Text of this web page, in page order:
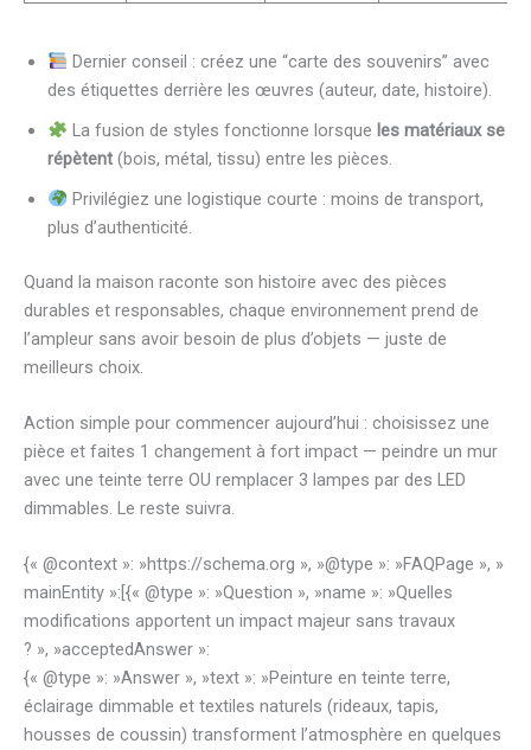
Dernier conseil : créez une “carte des souvenirs” avec
des étiquettes derrière les œuvres (auteur, date, histoire).
La fusion de styles fonctionne lorsque les matériaux se
répètent (bois, métal, tissu) entre les pièces.
Privilégiez une logistique courte : moins de transport,
plus d’authenticité.
Quand la maison raconte son histoire avec des pièces
durables et responsables, chaque environnement prend de
l’ampleur sans avoir besoin de plus d’objets — juste de
meilleurs choix.
Action simple pour commencer aujourd’hui : choisissez une
pièce et faites 1 changement à fort impact — peindre un mur
avec une teinte terre OU remplacer 3 lampes par des LED
dimmables. Le reste suivra.
{« @context »: »https://schema.org », »@type »: »FAQPage », »
mainEntity »:[{« @type »: »Question », »name »: »Quelles
modifications apportent un impact majeur sans travaux
? », »acceptedAnswer »:
{« @type »: »Answer », »text »: »Peinture en teinte terre,
éclairage dimmable et textiles naturels (rideaux, tapis,
housses de coussin) transforment l’atmosphère en quelques